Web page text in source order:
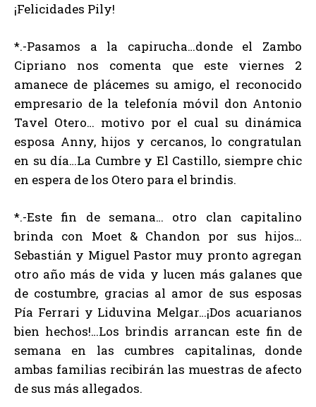
¡Felicidades Pily!
*.-Pasamos a la capirucha…donde el Zambo
Cipriano nos comenta que este viernes 2
amanece de plácemes su amigo, el reconocido
empresario de la telefonía móvil don Antonio
Tavel Otero… motivo por el cual su dinámica
esposa Anny, hijos y cercanos, lo congratulan
en su día…La Cumbre y El Castillo, siempre chic
en espera de los Otero para el brindis.
*.-Este fin de semana… otro clan capitalino
brinda con Moet & Chandon por sus hijos…
Sebastián y Miguel Pastor muy pronto agregan
otro año más de vida y lucen más galanes que
de costumbre, gracias al amor de sus esposas
Pía Ferrari y Liduvina Melgar…¡Dos acuarianos
bien hechos!…Los brindis arrancan este fin de
semana en las cumbres capitalinas, donde
ambas familias recibirán las muestras de afecto
de sus más allegados.